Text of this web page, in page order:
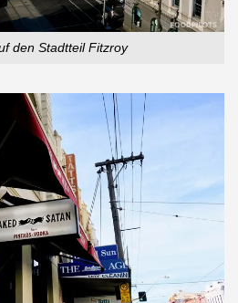
den Stadtteil Fitzroy